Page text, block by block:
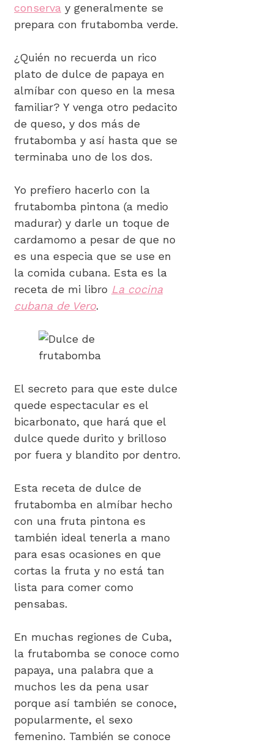
conserva y generalmente se
prepara con frutabomba verde.
¿Quién no recuerda un rico
plato de dulce de papaya en
almíbar con queso en la mesa
familiar? Y venga otro pedacito
de queso, y dos más de
frutabomba y así hasta que se
terminaba uno de los dos.
Yo prefiero hacerlo con la
frutabomba pintona (a medio
madurar) y darle un toque de
cardamomo a pesar de que no
es una especia que se use en
la comida cubana. Esta es la
receta de mi libro La cocina
cubana de Vero.
El secreto para que este dulce
quede espectacular es el
bicarbonato, que hará que el
dulce quede durito y brilloso
por fuera y blandito por dentro.
Esta receta de dulce de
frutabomba en almíbar hecho
con una fruta pintona es
también ideal tenerla a mano
para esas ocasiones en que
cortas la fruta y no está tan
lista para comer como
pensabas.
En muchas regiones de Cuba,
la frutabomba se conoce como
papaya, una palabra que a
muchos les da pena usar
porque así también se conoce,
popularmente, el sexo
femenino. También se conoce